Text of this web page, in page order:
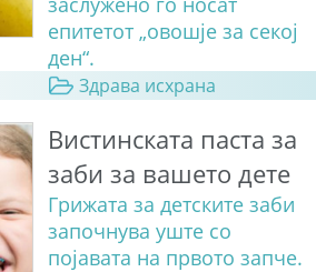
епитетот „овошје за секој
ден“.
Здрава исхрана
Вистинската паста за
заби за вашето дете
Грижата за детските заби
започнува уште со
појавата на првото запче.